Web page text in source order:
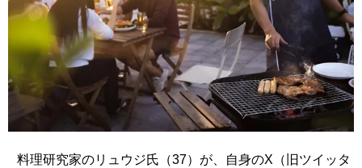
料理研究家のリュウジ氏（37）が、自身のX（旧ツイッタ